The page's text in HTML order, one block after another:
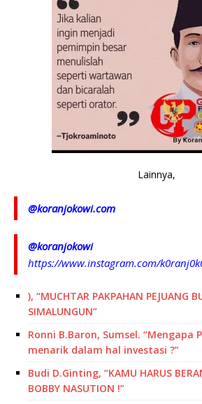
Lainnya,
@koranjokowi.com
@koranjokowi
https://www.instagram.com/
), “MUCHTAR PAKPAHAN PEJUANG
SIMALUNGUN”
Ronni B.Baron, Sumsel. “Mengapa
menarik dalam hal investasi ?”
Budi D.Ginting, “KAMU HARUS
BOBBY NASUTION !”